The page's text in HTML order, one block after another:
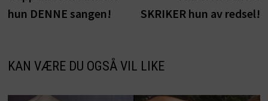
hun DENNE sangen!
SKRIKER hun av redsel!
KAN VÆRE DU OGSÅ VIL LIKE